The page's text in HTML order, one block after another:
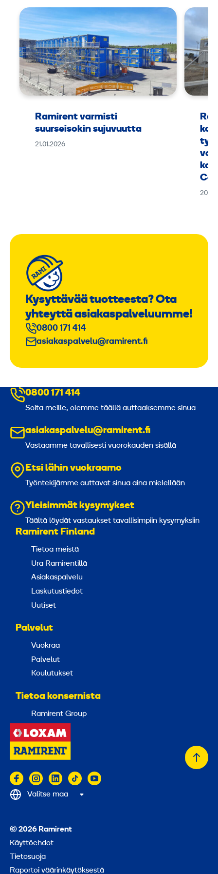
Ramirent varmisti
suurseisokin sujuvuutta
21.01.2026
Kysyttävää tuotteesta? Ota
yhteyttä asiakaspalveluumme!
0800 171 414
asiakaspalvelu@ramirent.fi
0800 171 414
Soita meille, olemme täällä auttaaksemme sinua
asiakaspalvelu@ramirent.fi
Vastaamme tavallisesti vuorokauden sisällä
Etsi lähin vuokraamo
Työntekijämme auttavat sinua aina mielellään
Yleisimmät kysymykset
Täältä löydät vastaukset tavallisimpiin kysymyksiin
Ramirent Finland
Tietoa meistä
Ura Ramirentillä
Asiakaspalvelu
Laskutustiedot
Uutiset
Palvelut
Vuokraa
Palvelut
Koulutukset
Tietoa konsernista
Ramirent Group
© 2026 Ramirent
Käyttöehdot
Tietosuoja
Raportoi väärinkäytöksestä
Valitse maa